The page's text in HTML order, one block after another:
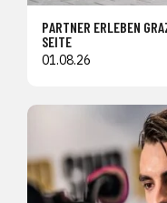
PARTNER ERLEBEN
SEITE
01.08.26